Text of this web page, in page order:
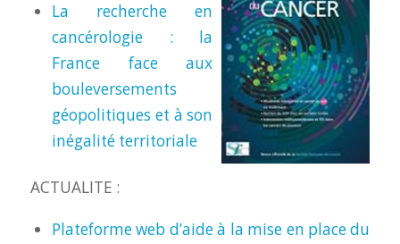
La recherche en
cancérologie : la
France face aux
bouleversements
géopolitiques et à son
inégalité territoriale
ACTUALITE :
Plateforme web d’aide à la mise en place du